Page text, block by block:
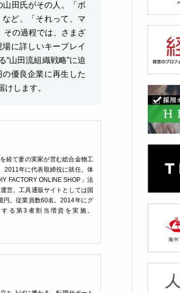
田氏がその人。「ボ
ど、「それって、マ
その過程では、さまざ
に詳しいキープレイ
山田流組織戦略”に迫
優良企業に再生した
します。
経て妻の実家が営む総合金物工
2011年に代表取締役に就任。体
FACTORY ONLINE SHOP」法
営。工具通販サイトとしては国
円。従業員数60名。2014年にグ
る第3者割当増資を実施。